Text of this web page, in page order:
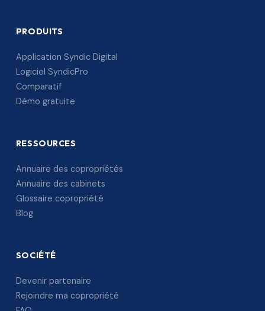
PRODUITS
Application Syndic Digital
Logiciel SyndicPro
Comparatif
Démo gratuite
RESSOURCES
Annuaire des copropriétés
Annuaire des cabinets
Glossaire copropriété
Blog
SOCIÉTÉ
Devenir partenaire
Rejoindre ma copropriété